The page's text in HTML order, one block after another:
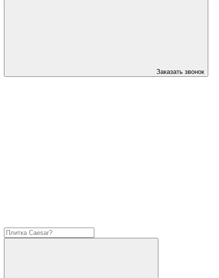
Заказать звонок